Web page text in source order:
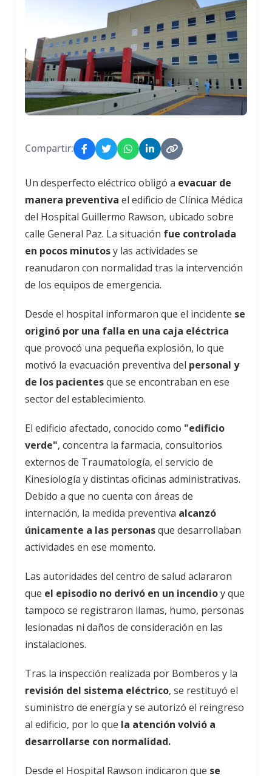
Compartir:
Un desperfecto eléctrico obligó a evacuar de
manera preventiva el edificio de Clínica Médica
del Hospital Guillermo Rawson, ubicado sobre
calle General Paz. La situación fue controlada
en pocos minutosy las actividades se
reanudaron con normalidad tras la intervención
de los equipos de emergencia.
Desde el hospital informaron que el incidente se
originó por una falla en una caja eléctrica
que provocó una pequeña explosión, lo que
motivó la evacuación preventiva del personal y
de los pacientesque se encontraban en ese
sector del establecimiento.
El edificio afectado, conocido como "edificio
verde", concentra la farmacia, consultorios
externos de Traumatología, el servicio de
Kinesiología y distintas oficinas administrativas.
Debido a que no cuenta con áreas de
internación, la medida preventiva alcanzó
únicamente a las personasque desarrollaban
actividades en ese momento.
Las autoridades del centro de salud aclararon
que el episodio no derivó en un incendioy que
tampoco se registraron llamas, humo, personas
lesionadas ni daños de consideración en las
instalaciones.
Tras la inspección realizada por Bomberos y la
revisión del sistema eléctrico, se restituyó el
suministro de energía y se autorizó el reingreso
al edificio, por lo que la atención volvió a
desarrollarse con normalidad.
Desde el Hospital Rawson indicaron que se